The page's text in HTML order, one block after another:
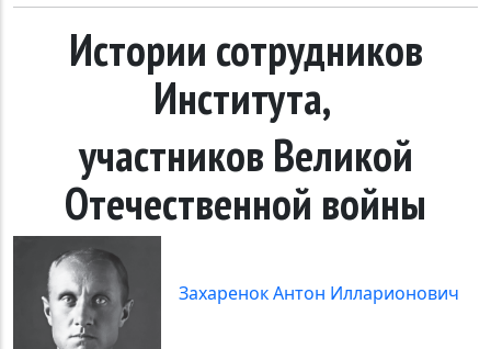
Истории сотрудников
Института,
участников Великой
Отечественной войны
Захаренок Антон Илларионович